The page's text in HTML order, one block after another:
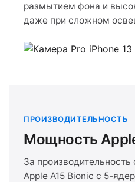
размытием фона и
даже при сложном
ПРОИЗВОДИТЕЛЬНОСТЬ
Мощность
За производительность
Apple A15 Bionic с 5-